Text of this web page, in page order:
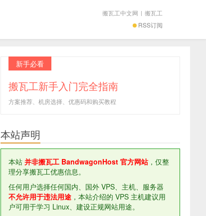
RSS订阅
搬瓦工中文网 | 搬瓦工
新手必看
搬瓦工新手入门完全指南
方案推荐、机房选择、优惠码和购买教程
本站声明
本站 并非搬瓦工 BandwagonHost 官方网站，仅整
理分享搬瓦工优惠信息。
任何用户选择任何国内、国外 VPS、主机、服务器
不允许用于违法用途 ，本站介绍的 VPS 主机建议用
户可用于学习 Linux、建设正规网站用途。